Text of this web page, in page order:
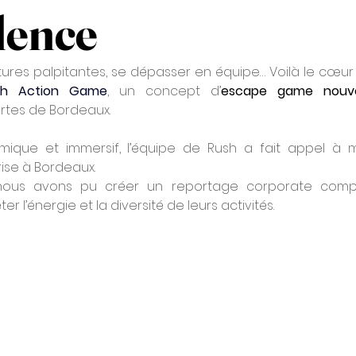
palpitantes, se dépasser en équipe… Voilà le
Action Game, un concept d’escape game
de Bordeaux.
et immersif, l’équipe de Rush a fait appel à
à Bordeaux.
avons pu créer un reportage corporate
l’énergie et la diversité de leurs activités.